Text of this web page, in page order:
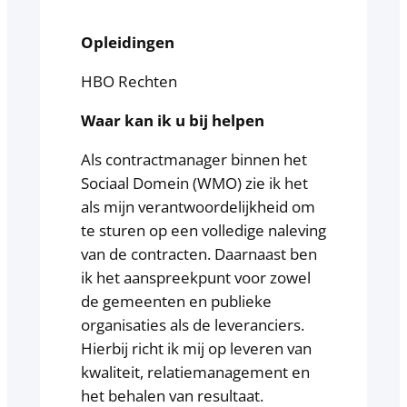
Opleidingen
HBO Rechten
Waar kan ik u bij helpen
Als contractmanager binnen het
Sociaal Domein (WMO) zie ik het
als mijn verantwoordelijkheid om
te sturen op een volledige naleving
van de contracten. Daarnaast ben
ik het aanspreekpunt voor zowel
de gemeenten en publieke
organisaties als de leveranciers.
Hierbij richt ik mij op leveren van
kwaliteit, relatiemanagement en
het behalen van resultaat.